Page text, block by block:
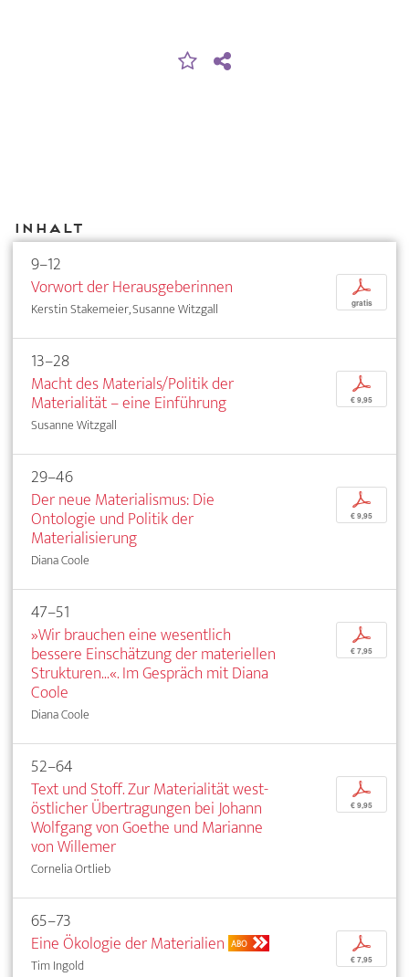
Inhalt
9–12
Vorwort der Herausgeberinnen
Kerstin Stakemeier, Susanne Witzgall
p
gratis
13–28
Macht des Materials/Politik der
Materialität – eine Einführung
Susanne Witzgall
p
€ 9,95
29–46
Der neue Materialismus: Die
Ontologie und Politik der
Materialisierung
Diana Coole
p
€ 9,95
47–51
»Wir brauchen eine wesentlich
bessere Einschätzung der materiellen
Strukturen...«. Im Gespräch mit Diana
Coole
Diana Coole
p
€ 7,95
52–64
Text und Stoff. Zur Materialität west-
östlicher Übertragungen bei Johann
Wolfgang von Goethe und Marianne
von Willemer
Cornelia Ortlieb
p
€ 9,95
65–73
Eine Ökologie der Materialien ABO
Tim Ingold
p
€ 7,95